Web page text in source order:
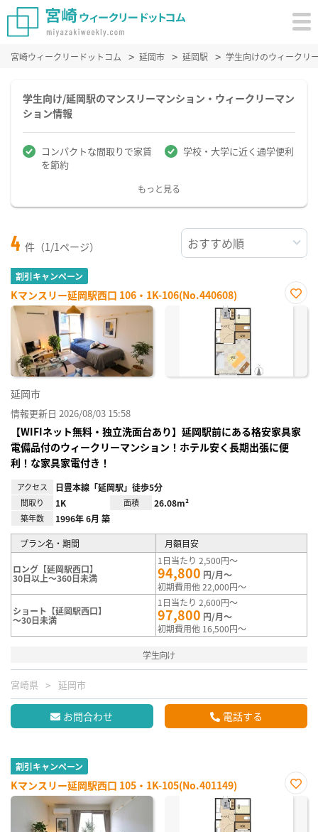
宮崎ウィークリードットコム 延岡市 延岡駅 学生向けのウィークリ
学生向け/延岡駅のマンスリーマンション・ウィークリーマン
ション情報
コンパクトな間取りで家賃
を節約
学校・大学に近く通学便利
もっと見る
4 件（1/1ページ）
割引キャンペーン
Kマンスリー延岡駅西口 106・1K-106(No.440608)
お気
延岡市
情報更新日 2026/08/03 15:58
【WIFIネット無料・独立洗面台あり】延岡駅前にある格安家具家
電備品付のウィークリーマンション！ホテル安く長期出張に便
利！な家具家電付き！
アクセス 日豊本線「延岡駅」徒歩5分
間取り 1K 面積 26.08m²
築年数 1996年 6月 築
プラン名・期間 月額目安
ロング【延岡駅西口】
30日以上～360日未満
1日当たり 2,500円～
94,800 円/月～
初期費用他 22,000円～
ショート【延岡駅西口】
～30日未満
1日当たり 2,600円～
97,800 円/月～
初期費用他 16,500円～
学生向け
宮崎県 延岡市
お問合わせ 電話する
割引キャンペーン
Kマンスリー延岡駅西口 105・1K-105(No.401149)
お気